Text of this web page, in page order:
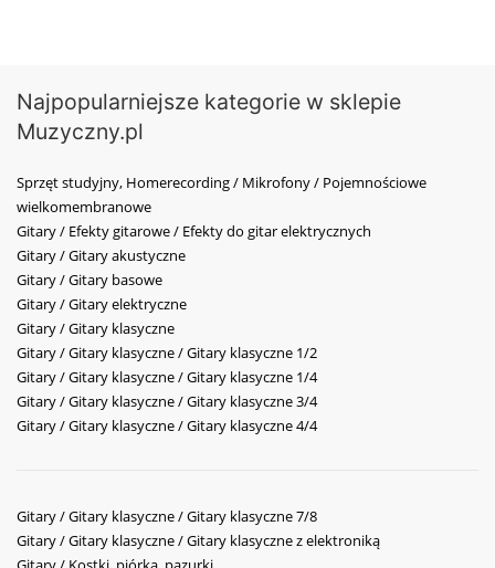
Najpopularniejsze kategorie w sklepie
Muzyczny.pl
Sprzęt studyjny, Homerecording / Mikrofony / Pojemnościowe
wielkomembranowe
Gitary / Efekty gitarowe / Efekty do gitar elektrycznych
Gitary / Gitary akustyczne
Gitary / Gitary basowe
Gitary / Gitary elektryczne
Gitary / Gitary klasyczne
Gitary / Gitary klasyczne / Gitary klasyczne 1/2
Gitary / Gitary klasyczne / Gitary klasyczne 1/4
Gitary / Gitary klasyczne / Gitary klasyczne 3/4
Gitary / Gitary klasyczne / Gitary klasyczne 4/4
Gitary / Gitary klasyczne / Gitary klasyczne 7/8
Gitary / Gitary klasyczne / Gitary klasyczne z elektroniką